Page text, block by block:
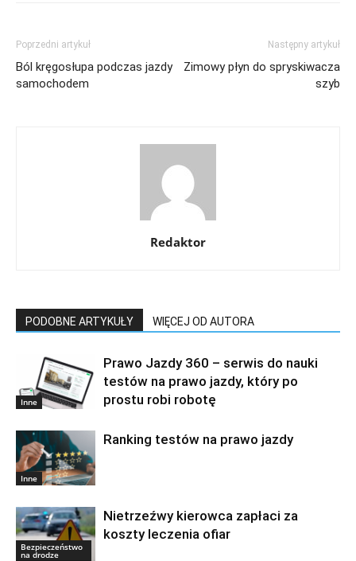
Poprzedni artykuł
Ból kręgosłupa podczas jazdy
samochodem
Następny artykuł
Zimowy płyn do spryskiwacza
szyb
Redaktor
PODOBNE ARTYKUŁY WIĘCEJ OD AUTORA
Inne
Prawo Jazdy 360 – serwis do nauki
testów na prawo jazdy, który po
prostu robi robotę
Inne
Ranking testów na prawo jazdy
Bezpieczeństwo
na drodze
Nietrzeźwy kierowca zapłaci za
koszty leczenia ofiar